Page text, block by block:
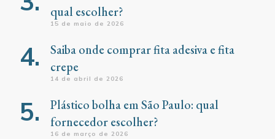
qual escolher?
15 de maio de 2026
Saiba onde comprar fita adesiva e fita
crepe
14 de abril de 2026
Plástico bolha em São Paulo: qual
fornecedor escolher?
16 de março de 2026